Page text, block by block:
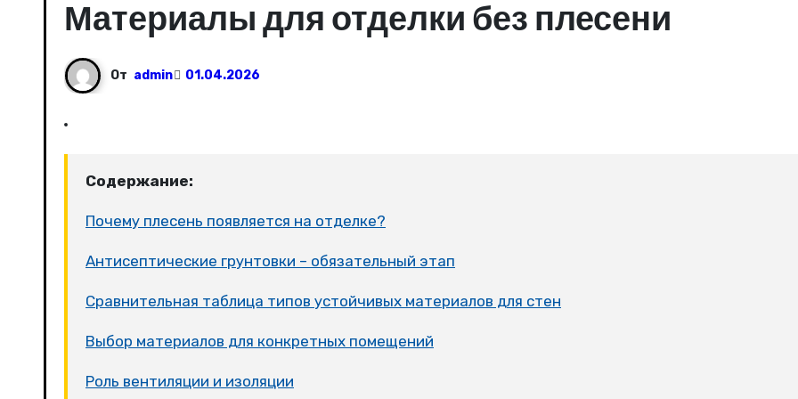
Материалы для отделки без плесени
От admin 01.04.2026
Содержание:
Почему плесень появляется на отделке?
Антисептические грунтовки – обязательный этап
Сравнительная таблица типов устойчивых материалов для стен
Выбор материалов для конкретных помещений
Роль вентиляции и изоляции